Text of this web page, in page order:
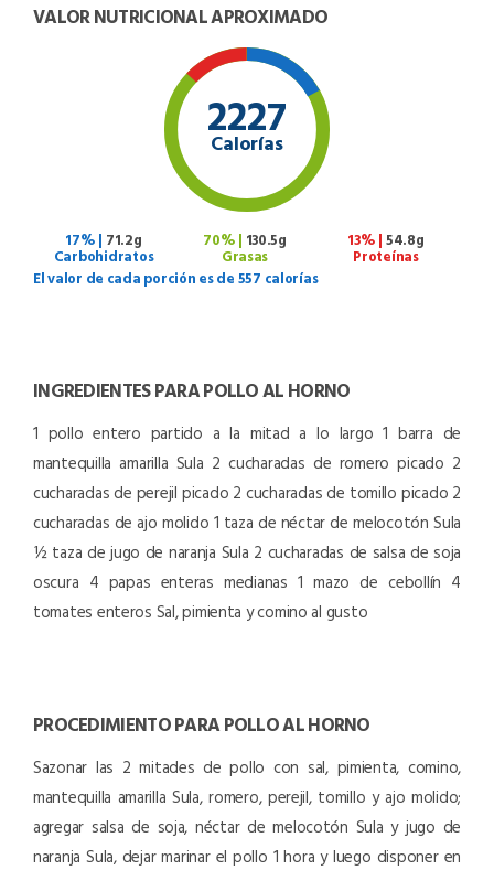
VALOR NUTRICIONAL APROXIMADO
2227
Calorías
17% | 71.2g
Carbohidratos
70% | 130.5g
Grasas
13% | 54.8g
Proteínas
El valor de cada porción es de 557 calorías
INGREDIENTES PARA POLLO AL HORNO
1 pollo entero partido a la mitad a lo largo 1 barra de
mantequilla amarilla Sula 2 cucharadas de romero picado 2
cucharadas de perejil picado 2 cucharadas de tomillo picado 2
cucharadas de ajo molido 1 taza de néctar de melocotón Sula
½ taza de jugo de naranja Sula 2 cucharadas de salsa de soja
oscura 4 papas enteras medianas 1 mazo de cebollín 4
tomates enteros Sal, pimienta y comino al gusto
PROCEDIMIENTO PARA POLLO AL HORNO
Sazonar las 2 mitades de pollo con sal, pimienta, comino,
mantequilla amarilla Sula, romero, perejil, tomillo y ajo molido;
agregar salsa de soja, néctar de melocotón Sula y jugo de
naranja Sula, dejar marinar el pollo 1 hora y luego disponer en